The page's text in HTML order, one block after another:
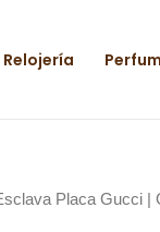
Relojería
Placa Gucci |